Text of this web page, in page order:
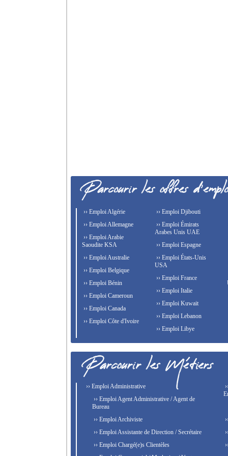
›› Emploi Algérie
›› Emploi Allemagne
›› Emploi Arabie
Saoudite KSA
›› Emploi Australie
›› Emploi Belgique
›› Emploi Bénin
›› Emploi Cameroun
›› Emploi Canada
›› Emploi Côte d'Ivoire
›› Emploi Djibouti
›› Emploi Émirats
Arabes Unis UAE
›› Emploi Espagne
›› Emploi États-Unis
USA
›› Emploi France
›› Emploi Italie
›› Emploi Kuwait
›› Emploi Lebanon
›› Emploi Libye
›› Emploi Administrative
›› Emploi Agent Administrative / Agent de
Bureau
›› Emploi Archiviste
›› Emploi Assistante de Direction / Secrétaire
›› Emploi Chargé(e)s Clientèles